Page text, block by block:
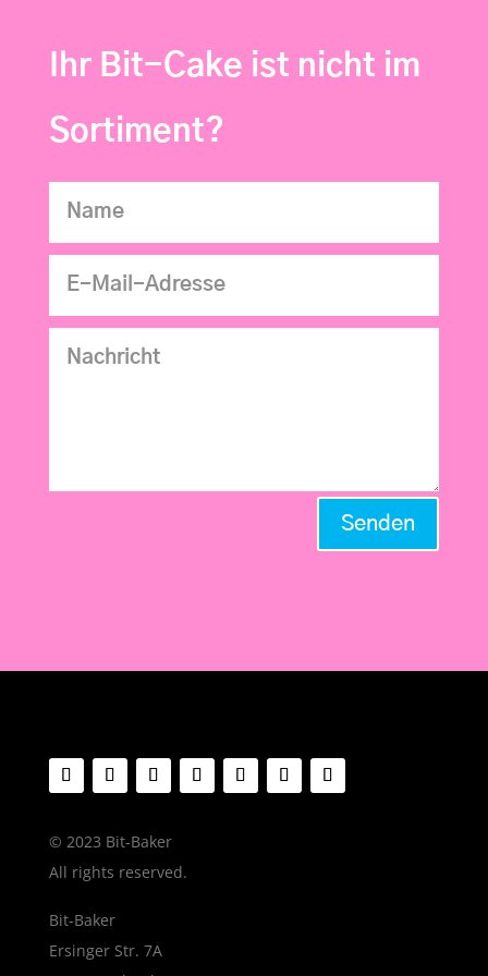
Ihr Bit-Cake ist nicht im
Sortiment?
Senden
© 2023 Bit-Baker
All rights reserved.
Bit-Baker
Ersinger Str. 7A